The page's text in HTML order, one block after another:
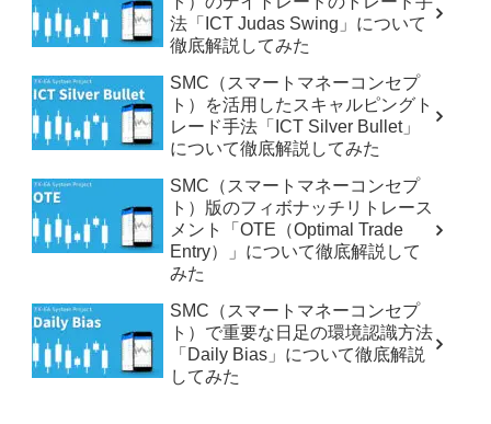
法「ICT Judas Swing」について
徹底解説してみた
SMC（スマートマネーコンセプ
ト）を活用したスキャルピングト
レード手法「ICT Silver Bullet」
について徹底解説してみた
SMC（スマートマネーコンセプ
ト）版のフィボナッチリトレース
メント「OTE（Optimal Trade
Entry）」について徹底解説して
みた
SMC（スマートマネーコンセプ
ト）で重要な日足の環境認識方法
「Daily Bias」について徹底解説
してみた